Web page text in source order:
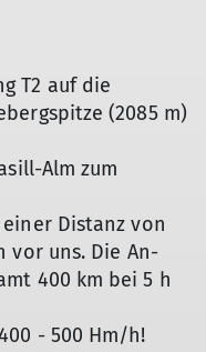
T2 auf die
(2085 m)
Alm zum
Distanz von
vor uns. Die An-
400 km bei 5 h
- 500 Hm/h!